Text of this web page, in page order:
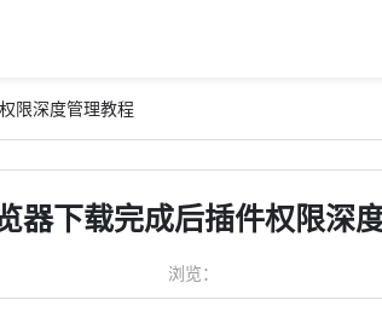
限深度管理教程
器下载完成后插件权限深
浏览：